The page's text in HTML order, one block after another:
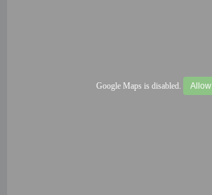
Google Maps is disabled. Allow